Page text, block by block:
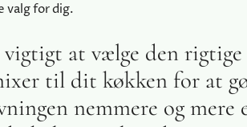
valg for dig.
at vælge den rigtige
til dit køkken for at
nemmere og mere